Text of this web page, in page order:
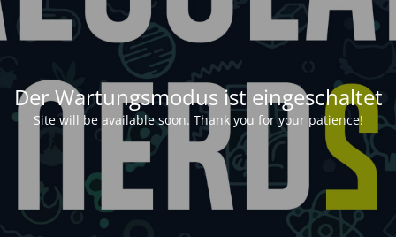
Der Wartungsmodus ist eingeschaltet
Site will be available soon. Thank you for your patience!